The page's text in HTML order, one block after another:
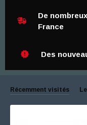
De
France
Des
Récemment visités